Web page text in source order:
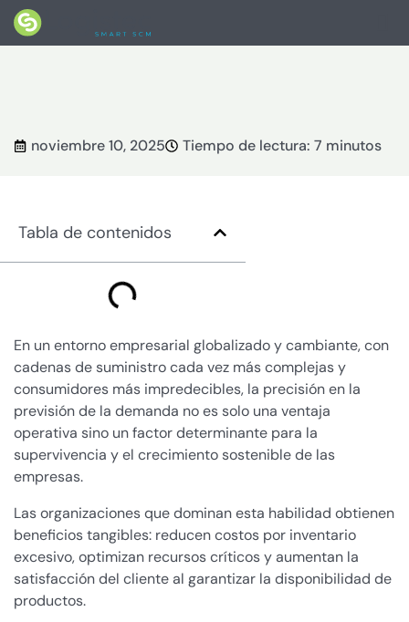
Inicio
noviembre 10, 2025 Tiempo de lectura: 7 minutos
Tabla de contenidos
En un entorno empresarial globalizado y cambiante, con
cadenas de suministro cada vez más complejas y
consumidores más impredecibles, la precisión en la
previsión de la demanda no es solo una ventaja
operativa sino un factor determinante para la
supervivencia y el crecimiento sostenible de las
empresas.
Las organizaciones que dominan esta habilidad obtienen
beneficios tangibles: reducen costos por inventario
excesivo, optimizan recursos críticos y aumentan la
satisfacción del cliente al garantizar la disponibilidad de
productos.